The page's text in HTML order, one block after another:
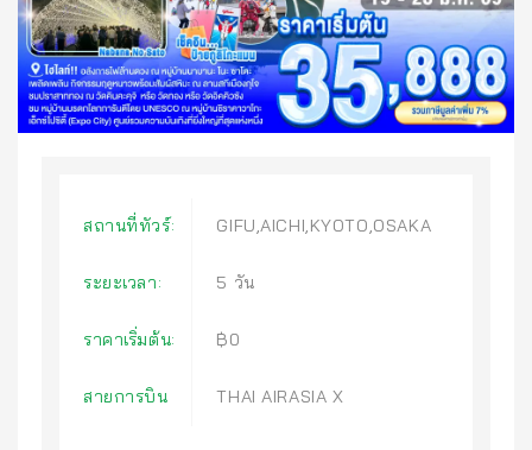
สถานที่ทัวร์: GIFU,AICHI,KYOTO,OSAKA
ระยะเวลา: 5 วัน
ราคาเริ่มต้น: ฿0
สายการบิน THAI AIRASIA X